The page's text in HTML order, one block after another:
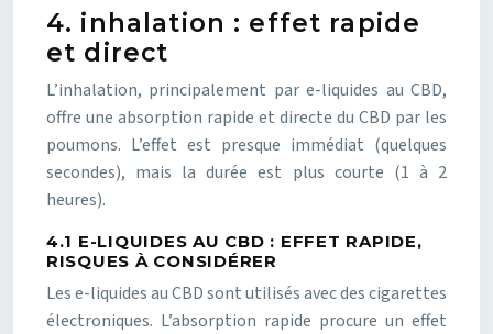
4. inhalation : effet rapide
et direct
L’inhalation, principalement par e-liquides au CBD,
offre une absorption rapide et directe du CBD par les
poumons. L’effet est presque immédiat (quelques
secondes), mais la durée est plus courte (1 à 2
heures).
4.1 E-LIQUIDES AU CBD : EFFET RAPIDE,
RISQUES À CONSIDÉRER
Les e-liquides au CBD sont utilisés avec des cigarettes
électroniques. L’absorption rapide procure un effet